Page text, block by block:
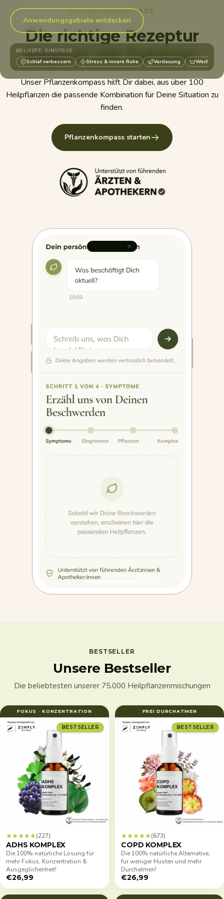
Anwendungsgebiete entdecken
BELIEBTE: EINSTIEGE
Schlaf verbessern Stress & innere Ruhe Verdauung
PFLANZENKOMPASS
Die richtige Rezeptur
beginnt mit Zuhören.
Unser Pflanzenkompass hilft Dir dabei, aus über 100
Heilpflanzen die passende Kombination für Deine Situation zu
finden.
Pflanzenkompass starten
BESTSELLER
Unsere Bestseller
Die beliebtesten unserer 75.000 Heilpflanzenmischungen
FOKUS · KONZENTRATION
BESTSELLER
(227)
ADHS KOMPLEX
Die 100% natürliche Lösung für
mehr Fokus, Konzentration &
Ausgeglichenheit!
€26,99
FREI DURCHATMEN
BESTSELLER
(673)
COPD KOMPLEX
Die 100% natürliche Alternative,
für weniger Husten und mehr
Durchatmen!
€26,99